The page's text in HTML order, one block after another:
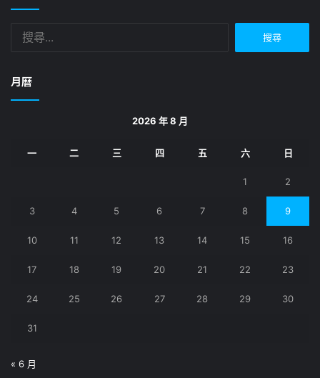
月曆
2026 年 8 月
一 二 三 四 五 六 日
1 2
3 4 5 6 7 8 9
10 11 12 13 14 15 16
17 18 19 20 21 22 23
24 25 26 27 28 29 30
31
« 6 月